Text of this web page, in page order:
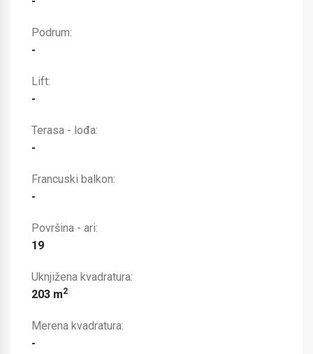
Podrum:
-
Lift:
-
Terasa - lođa:
-
Francuski balkon:
-
Površina - ari:
19
Uknjižena kvadratura:
203 m2
Merena kvadratura:
-